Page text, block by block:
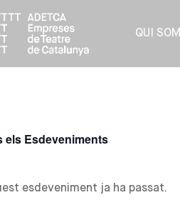
QUI SOM
els Esdeveniments
esdeveniment ja ha passat.